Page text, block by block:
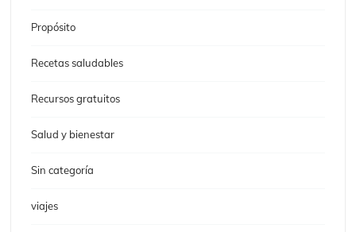
Propósito
Recetas saludables
Recursos gratuitos
Salud y bienestar
Sin categoría
viajes